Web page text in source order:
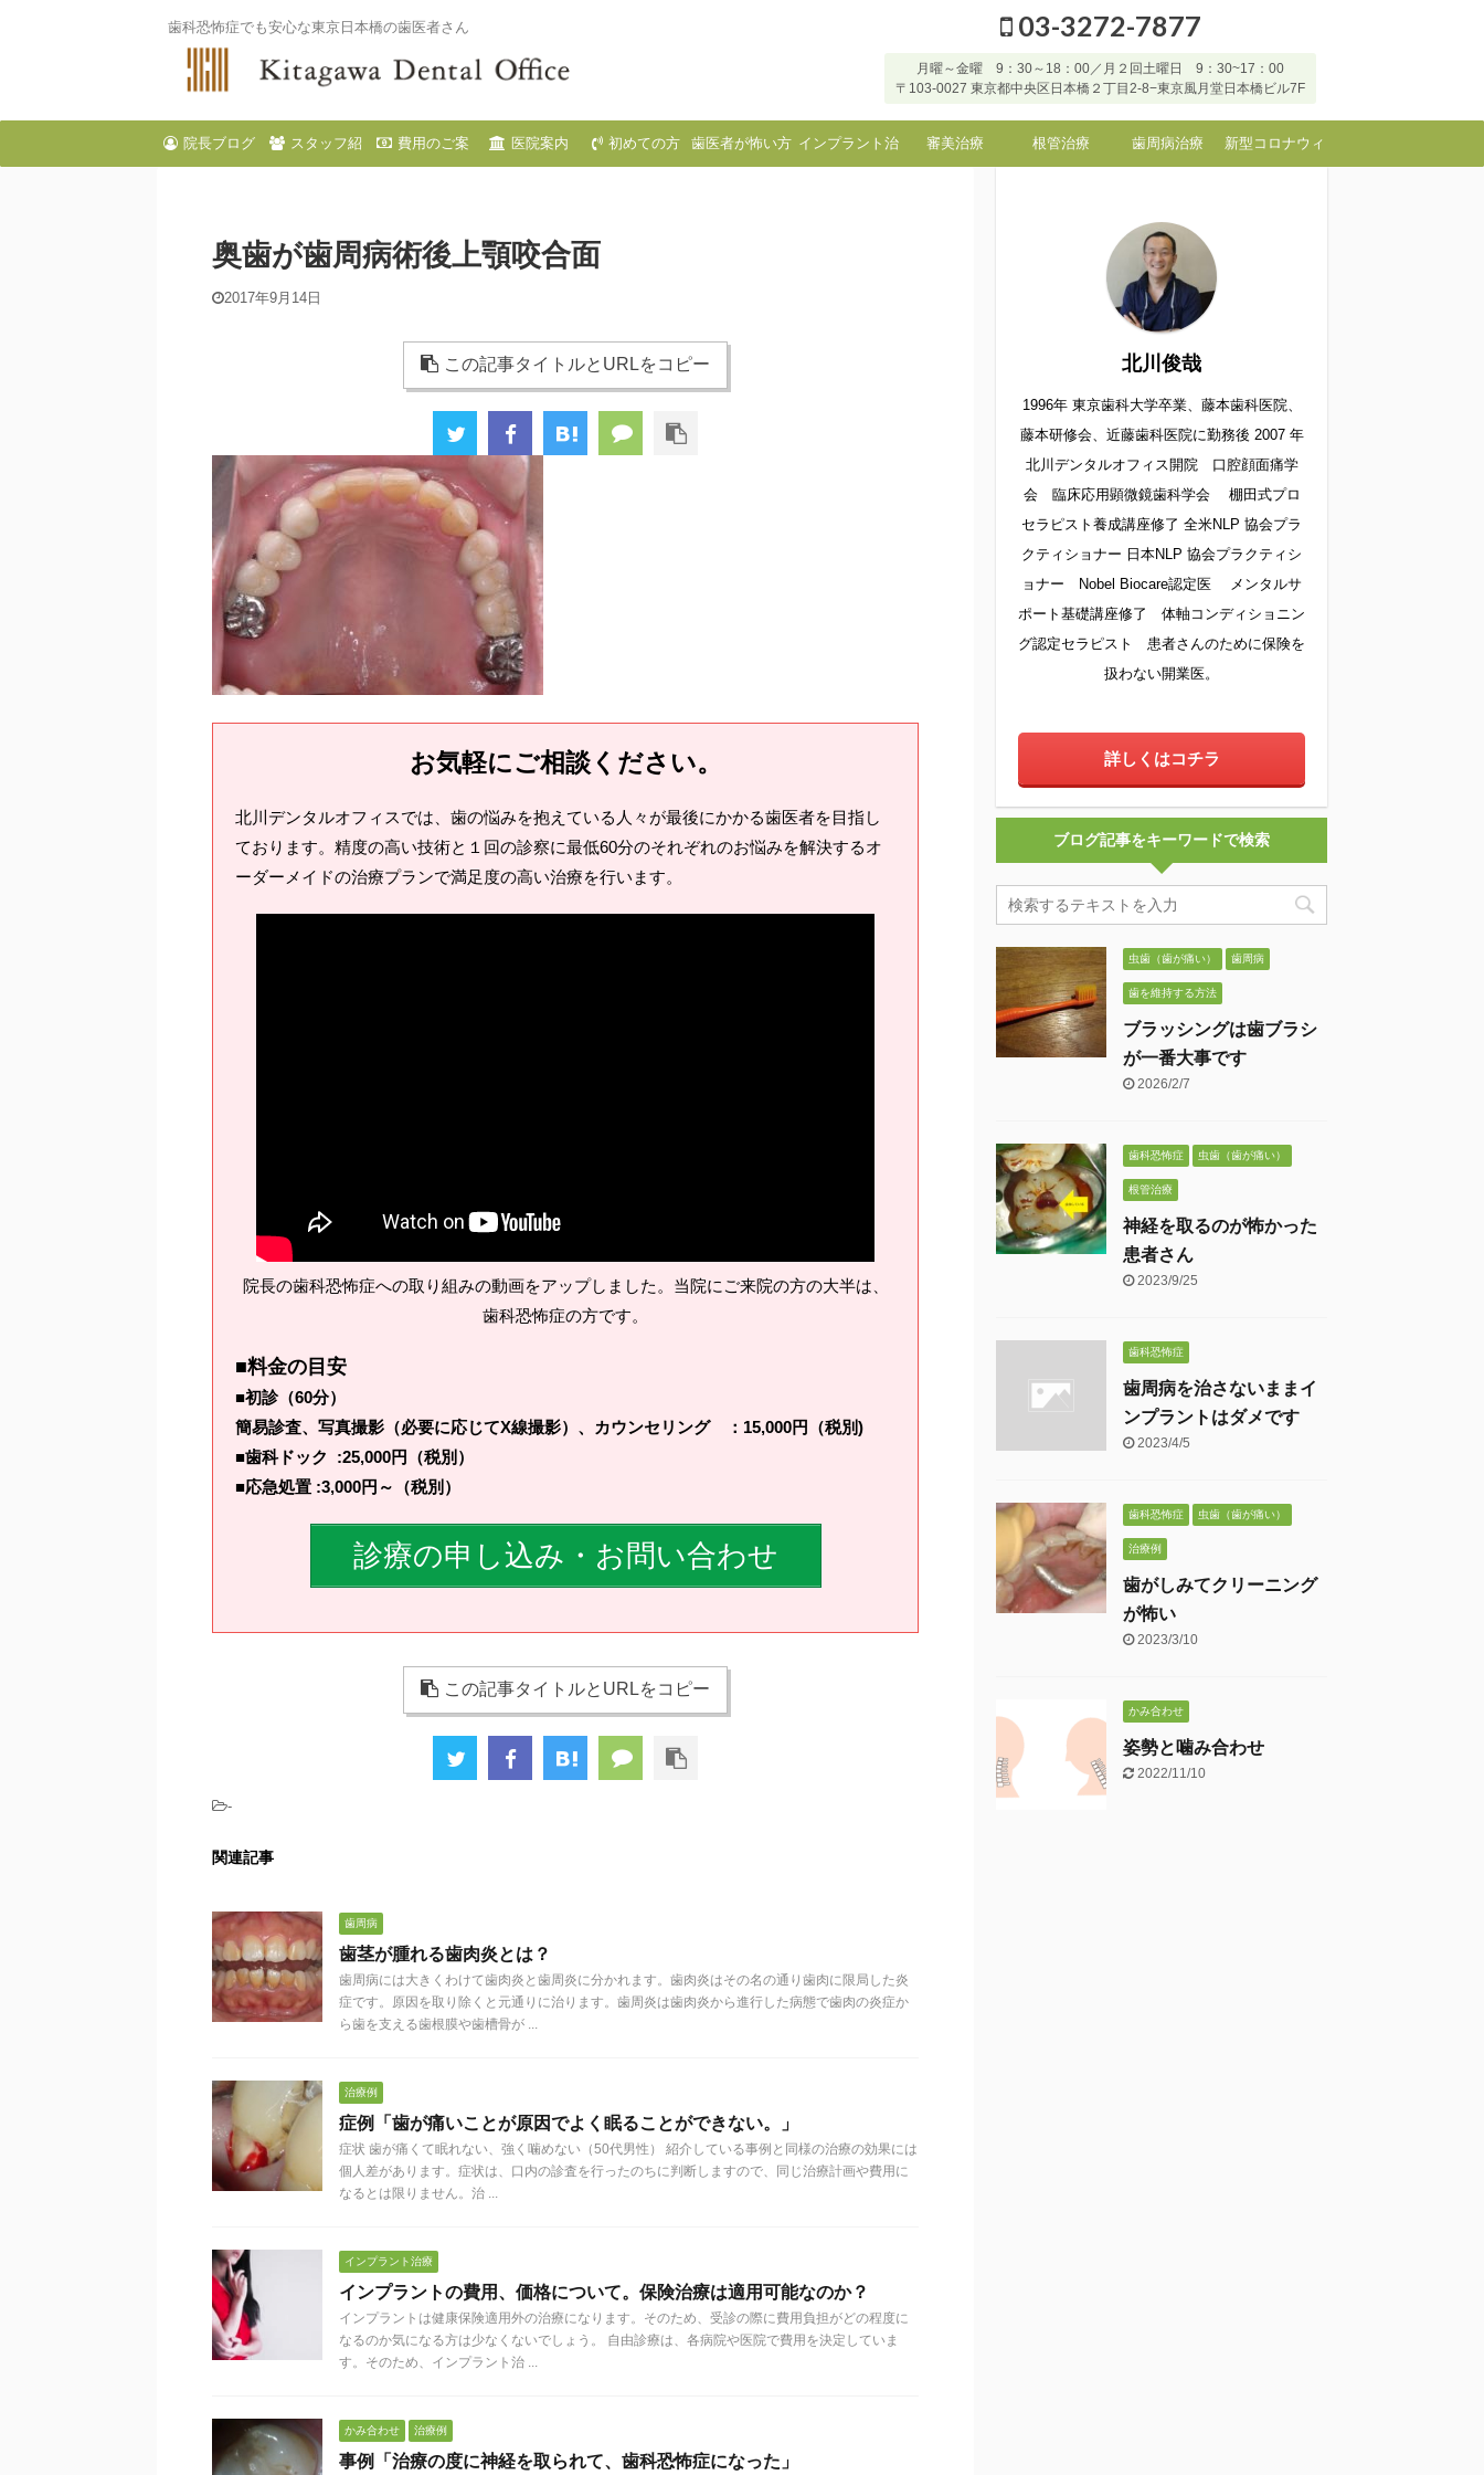
歯科恐怖症でも安心な東京日本橋の歯医者さん 03-3272-7877
月曜～金曜 9：30～18：00／月２回土曜日 9：30~17：00
〒103-0027 東京都中央区日本橋２丁目2-8−東京風月堂日本橋ビル7F
院長ブログ スタッフ紹 費用のご案 医院案内 初めての方 歯医者が怖い方 インプラント治 審美治療 根管治療 歯周病治療 新型コロナウィ
奥歯が歯周病術後上顎咬合面
2017年9月14日
この記事タイトルとURLをコピー
お気軽にご相談ください。
北川デンタルオフィスでは、歯の悩みを抱えている人々が最後にかかる歯医者を目指し
ております。精度の高い技術と１回の診察に最低60分のそれぞれのお悩みを解決するオ
ーダーメイドの治療プランで満足度の高い治療を行います。
院長の歯科恐怖症への取り組みの動画をアップしました。当院にご来院の方の大半は、
歯科恐怖症の方です。
■料金の目安
■初診（60分）
簡易診査、写真撮影（必要に応じてX線撮影）、カウンセリング ：15,000円（税別)
■歯科ドック :25,000円（税別）
■応急処置 :3,000円～（税別）
診療の申し込み・お問い合わせ
この記事タイトルとURLをコピー
-
関連記事
歯周病
歯茎が腫れる歯肉炎とは？
歯周病には大きくわけて歯肉炎と歯周炎に分かれます。歯肉炎はその名の通り歯肉に限局した炎
症です。原因を取り除くと元通りに治ります。歯周炎は歯肉炎から進行した病態で歯肉の炎症か
ら歯を支える歯根膜や歯槽骨が ...
治療例
症例「歯が痛いことが原因でよく眠ることができない。」
症状 歯が痛くて眠れない、強く噛めない（50代男性） 紹介している事例と同様の治療の効果には
個人差があります。症状は、口内の診査を行ったのちに判断しますので、同じ治療計画や費用に
なるとは限りません。治 ...
インプラント治療
インプラントの費用、価格について。保険治療は適用可能なのか？
インプラントは健康保険適用外の治療になります。そのため、受診の際に費用負担がどの程度に
なるのか気になる方は少なくないでしょう。 自由診療は、各病院や医院で費用を決定していま
す。そのため、インプラント治 ...
かみ合わせ 治療例
事例「治療の度に神経を取られて、歯科恐怖症になった」
北川俊哉
1996年 東京歯科大学卒業、藤本歯科医院、
藤本研修会、近藤歯科医院に勤務後 2007 年
北川デンタルオフィス開院 口腔顔面痛学
会 臨床応用顕微鏡歯科学会 棚田式プロ
セラピスト養成講座修了 全米NLP 協会プラ
クティショナー 日本NLP 協会プラクティシ
ョナー Nobel Biocare認定医 メンタルサ
ポート基礎講座修了 体軸コンディショニン
グ認定セラピスト 患者さんのために保険を
扱わない開業医。
詳しくはコチラ
ブログ記事をキーワードで検索
虫歯（歯が痛い） 歯周病
歯を維持する方法
ブラッシングは歯ブラシ
が一番大事です
2026/2/7
歯科恐怖症 虫歯（歯が痛い）
根管治療
神経を取るのが怖かった
患者さん
2023/9/25
歯科恐怖症
歯周病を治さないままイ
ンプラントはダメです
2023/4/5
歯科恐怖症 虫歯（歯が痛い）
治療例
歯がしみてクリーニング
が怖い
2023/3/10
かみ合わせ
姿勢と噛み合わせ
2022/11/10